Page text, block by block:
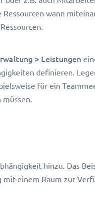
wann
> Leistungen
definieren.
für ein
hinzu. Das
einem Raum zur